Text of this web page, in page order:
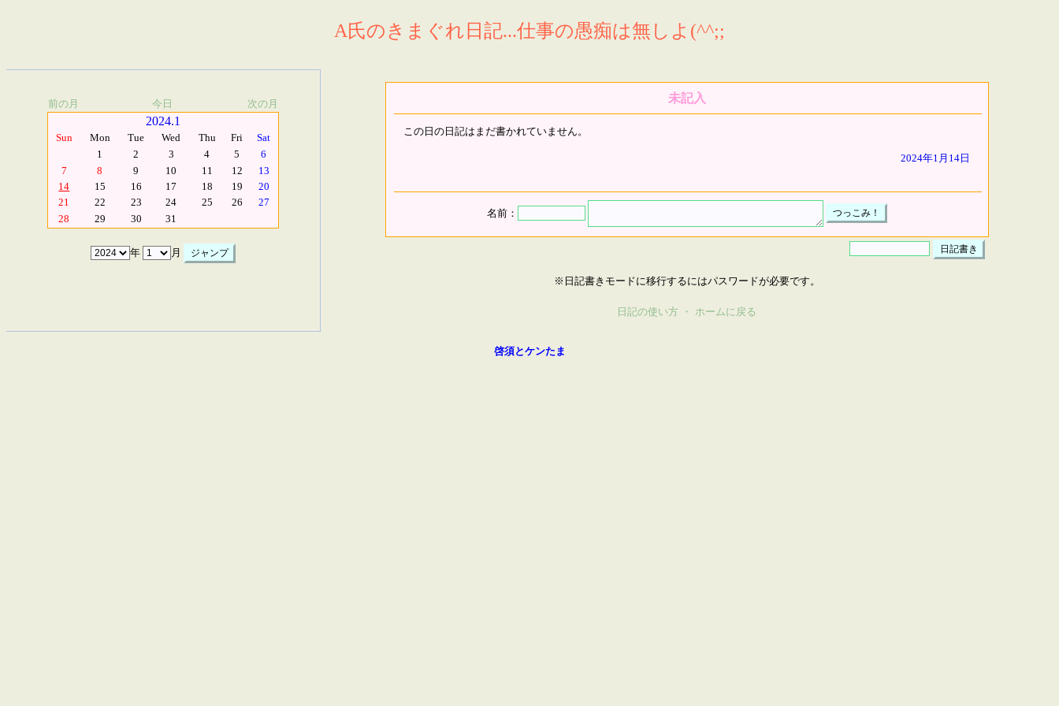
A氏のきまぐれ日記...仕事の愚痴は無しよ(^^;;
前の月 今日 次の月
2024.1
Sun Mon Tue Wed Thu Fri
Sat
1
2 3 4 5
6
7
8 9 10 11 12
13
14
15 16 17 18 19
20
21
22 23 24 25 26
27
28
29 30 31
年 月
未記入
この日の日記はまだ書かれていません。
2024年1月14日
名前：
※日記書きモードに移行するにはパスワードが必要です。
日記の使い方 ・ ホームに戻る
啓須とケンたま